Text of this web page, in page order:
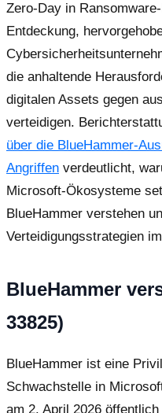
Zero-Day in
Entdeckung,
die anhaltende
digitalen Assets gegen
verteidigen.
über die BlueHammer-
Angriffen verdeutlicht,
Microsoft-Ökosysteme
BlueHammer verstehen
Verteidigungsstrategien
BlueHammer
33825)
BlueHammer ist eine
Schwachstelle in
am 2. April 2026